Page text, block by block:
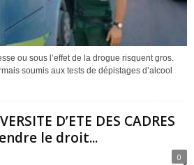
ou sous l’effet de la drogue risquent gros.
soumis aux tests de dépistages d’alcool
D’ETE DES CADRES
le droit...
0